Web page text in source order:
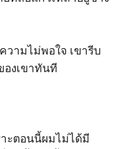
วามไม่พอใจ เขารีบ
องเขาทันที
าะตอนนี้ผมไม่ได้มี